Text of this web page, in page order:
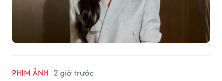
PHIM ẢNH 2 giờ trước